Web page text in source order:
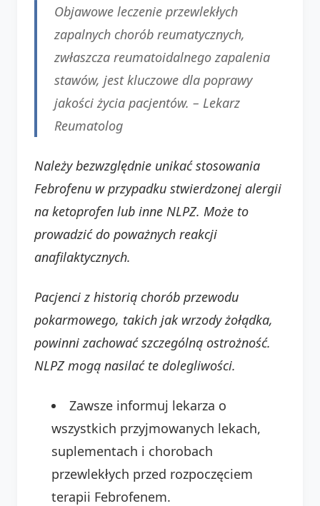
Objawowe leczenie przewlekłych
zapalnych chorób reumatycznych,
zwłaszcza reumatoidalnego zapalenia
stawów, jest kluczowe dla poprawy
jakości życia pacjentów. – Lekarz
Reumatolog
Należy bezwzględnie unikać stosowania
Febrofenu w przypadku stwierdzonej alergii
na ketoprofen lub inne NLPZ. Może to
prowadzić do poważnych reakcji
anafilaktycznych.
Pacjenci z historią chorób przewodu
pokarmowego, takich jak wrzody żołądka,
powinni zachować szczególną ostrożność.
NLPZ mogą nasilać te dolegliwości.
Zawsze informuj lekarza o
wszystkich przyjmowanych lekach,
suplementach i chorobach
przewlekłych przed rozpoczęciem
terapii Febrofenem.